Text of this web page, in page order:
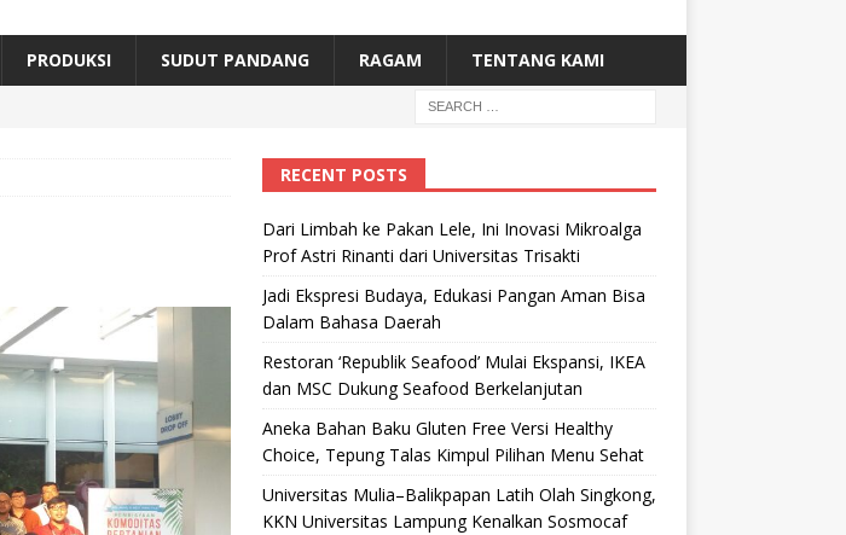
dari Universitas Trisakti
PRODUKSI SUDUT PANDANG RAGAM TENTANG KAMI
RECENT POSTS
Dari Limbah ke Pakan Lele, Ini Inovasi Mikroalga
Prof Astri Rinanti dari Universitas Trisakti
Jadi Ekspresi Budaya, Edukasi Pangan Aman Bisa
Dalam Bahasa Daerah
Restoran ‘Republik Seafood’ Mulai Ekspansi, IKEA
dan MSC Dukung Seafood Berkelanjutan
Aneka Bahan Baku Gluten Free Versi Healthy
Choice, Tepung Talas Kimpul Pilihan Menu Sehat
Universitas Mulia–Balikpapan Latih Olah Singkong,
KKN Universitas Lampung Kenalkan Sosmocaf